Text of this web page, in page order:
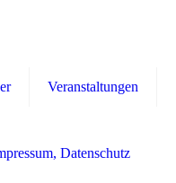
Veranstaltungen
Datenschutz